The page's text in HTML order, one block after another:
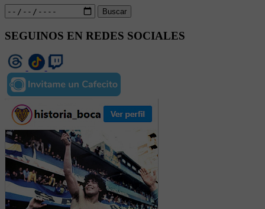
Buscar
SEGUINOS EN REDES SOCIALES